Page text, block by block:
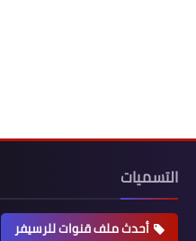
التسميات
أحدث ملف قنوات للرسيفر